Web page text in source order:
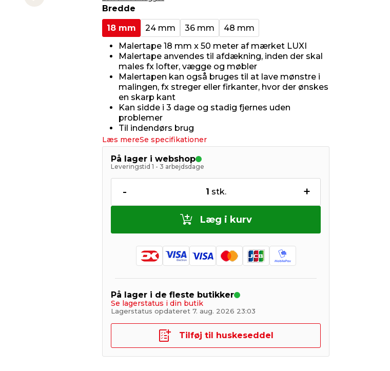
Next slide
Bredde
18 mm
24 mm 36 mm
48 mm
Malertape 18 mm x 50 meter af mærket LUXI
Malertape anvendes til afdækning, inden der skal
males fx lofter, vægge og møbler
Malertapen kan også bruges til at lave mønstre i
malingen, fx streger eller firkanter, hvor der ønskes
en skarp kant
Kan sidde i 3 dage og stadig fjernes uden
problemer
Til indendørs brug
Læs mereSe specifikationer
På lager i webshop
Leveringstid 1 - 3 arbejdsdage
- 1 stk. +
Læg i kurv
På lager i de fleste butikker
Se lagerstatus i din butik
Lagerstatus opdateret 7. aug. 2026 23:03
Tilføj til huskeseddel